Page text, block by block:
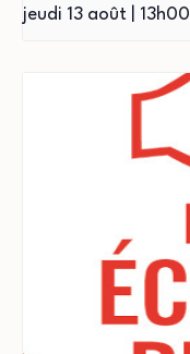
jeudi 13 août | 13h00